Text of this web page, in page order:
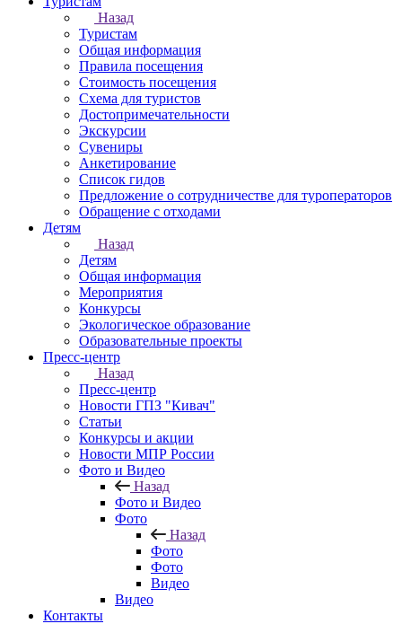
Назад
Туристам
Общая информация
Правила посещения
Стоимость посещения
Схема для туристов
Достопримечательности
Экскурсии
Сувениры
Анкетирование
Список гидов
Предложение о сотрудничестве для туроператоров
Обращение с отходами
Детям
Назад
Детям
Общая информация
Мероприятия
Конкурсы
Экологическое образование
Образовательные проекты
Пресс-центр
Назад
Пресс-центр
Новости ГПЗ "Кивач"
Статьи
Конкурсы и акции
Новости МПР России
Фото и Видео
Назад
Фото и Видео
Фото
Назад
Фото
Фото
Видео
Видео
Контакты